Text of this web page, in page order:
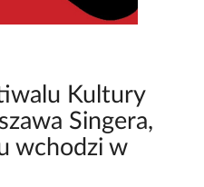
Kultury
Singera,
wchodzi w